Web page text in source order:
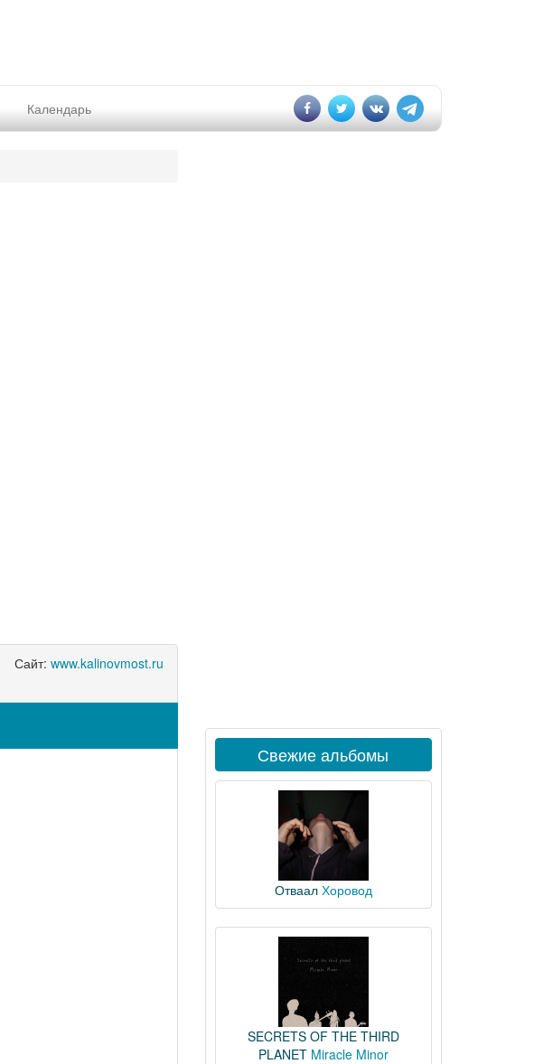
Календарь
Сайт: www.kalinovmost.ru
Свежие альбомы
Отваал Хоровод
SECRETS OF THE THIRD
PLANET Miracle Minor